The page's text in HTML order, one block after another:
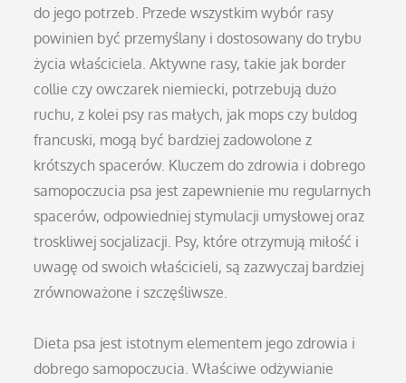
do jego potrzeb. Przede wszystkim wybór rasy
powinien być przemyślany i dostosowany do trybu
życia właściciela. Aktywne rasy, takie jak border
collie czy owczarek niemiecki, potrzebują dużo
ruchu, z kolei psy ras małych, jak mops czy buldog
francuski, mogą być bardziej zadowolone z
krótszych spacerów. Kluczem do zdrowia i dobrego
samopoczucia psa jest zapewnienie mu regularnych
spacerów, odpowiedniej stymulacji umysłowej oraz
troskliwej socjalizacji. Psy, które otrzymują miłość i
uwagę od swoich właścicieli, są zazwyczaj bardziej
zrównoważone i szczęśliwsze.
Dieta psa jest istotnym elementem jego zdrowia i
dobrego samopoczucia. Właściwe odżywianie